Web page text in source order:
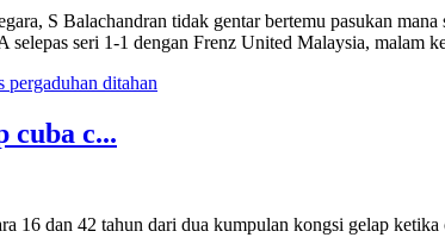
S Balachandran tidak gentar bertemu pasukan
selepas seri 1-1 dengan Frenz United Malaysia, malam
cuba c...
16 dan 42 tahun dari dua kumpulan kongsi gelap